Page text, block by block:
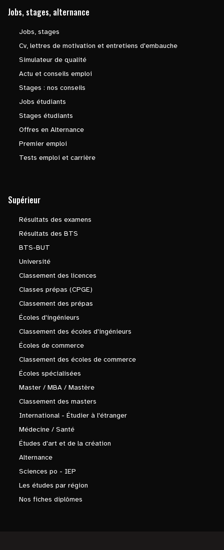
Jobs, stages, alternance
Jobs, stages
Cv, lettres de motivation et entretiens d'embauche
Simulateur de qualité
Actu et conseils emploi
Stages : nos conseils
Jobs étudiants
Stages étudiants
Offres en Alternance
Premier emploi
Tests emploi et carrière
Supérieur
Résultats des examens
Résultats des BTS
BTS-BUT
Université
Classement des licences
Classes prépas (CPGE)
Classement des prépas
Écoles d'ingénieurs
Classement des écoles d'ingénieurs
Écoles de commerce
Classement des écoles de commerce
Écoles spécialisées
Master / MBA / Mastère
Classement des masters
International - Étudier à l'étranger
Médecine / Santé
Études d'art et de la création
Alternance
Sciences po - IEP
Les études par région
Nos fiches diplômes